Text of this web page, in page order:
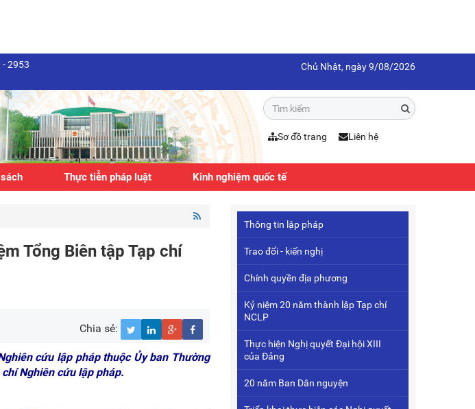
- 2953 Chủ Nhật, ngày 9/08/2026
Sơ đồ trang Liên hệ
Thực tiễn pháp luật Kinh nghiệm quốc tế
Tổng Biên tập Tạp chí
Chia sẻ:
cứu lập pháp thuộc Ủy ban Thường
Nghiên cứu lập pháp.
Thông tin lập pháp
Trao đổi - kiến nghị
Chính quyền địa phương
Kỷ niệm 20 năm thành lập Tạp chí
NCLP
Thực hiện Nghị quyết Đại hội XIII
của Đảng
20 năm Ban Dân nguyện